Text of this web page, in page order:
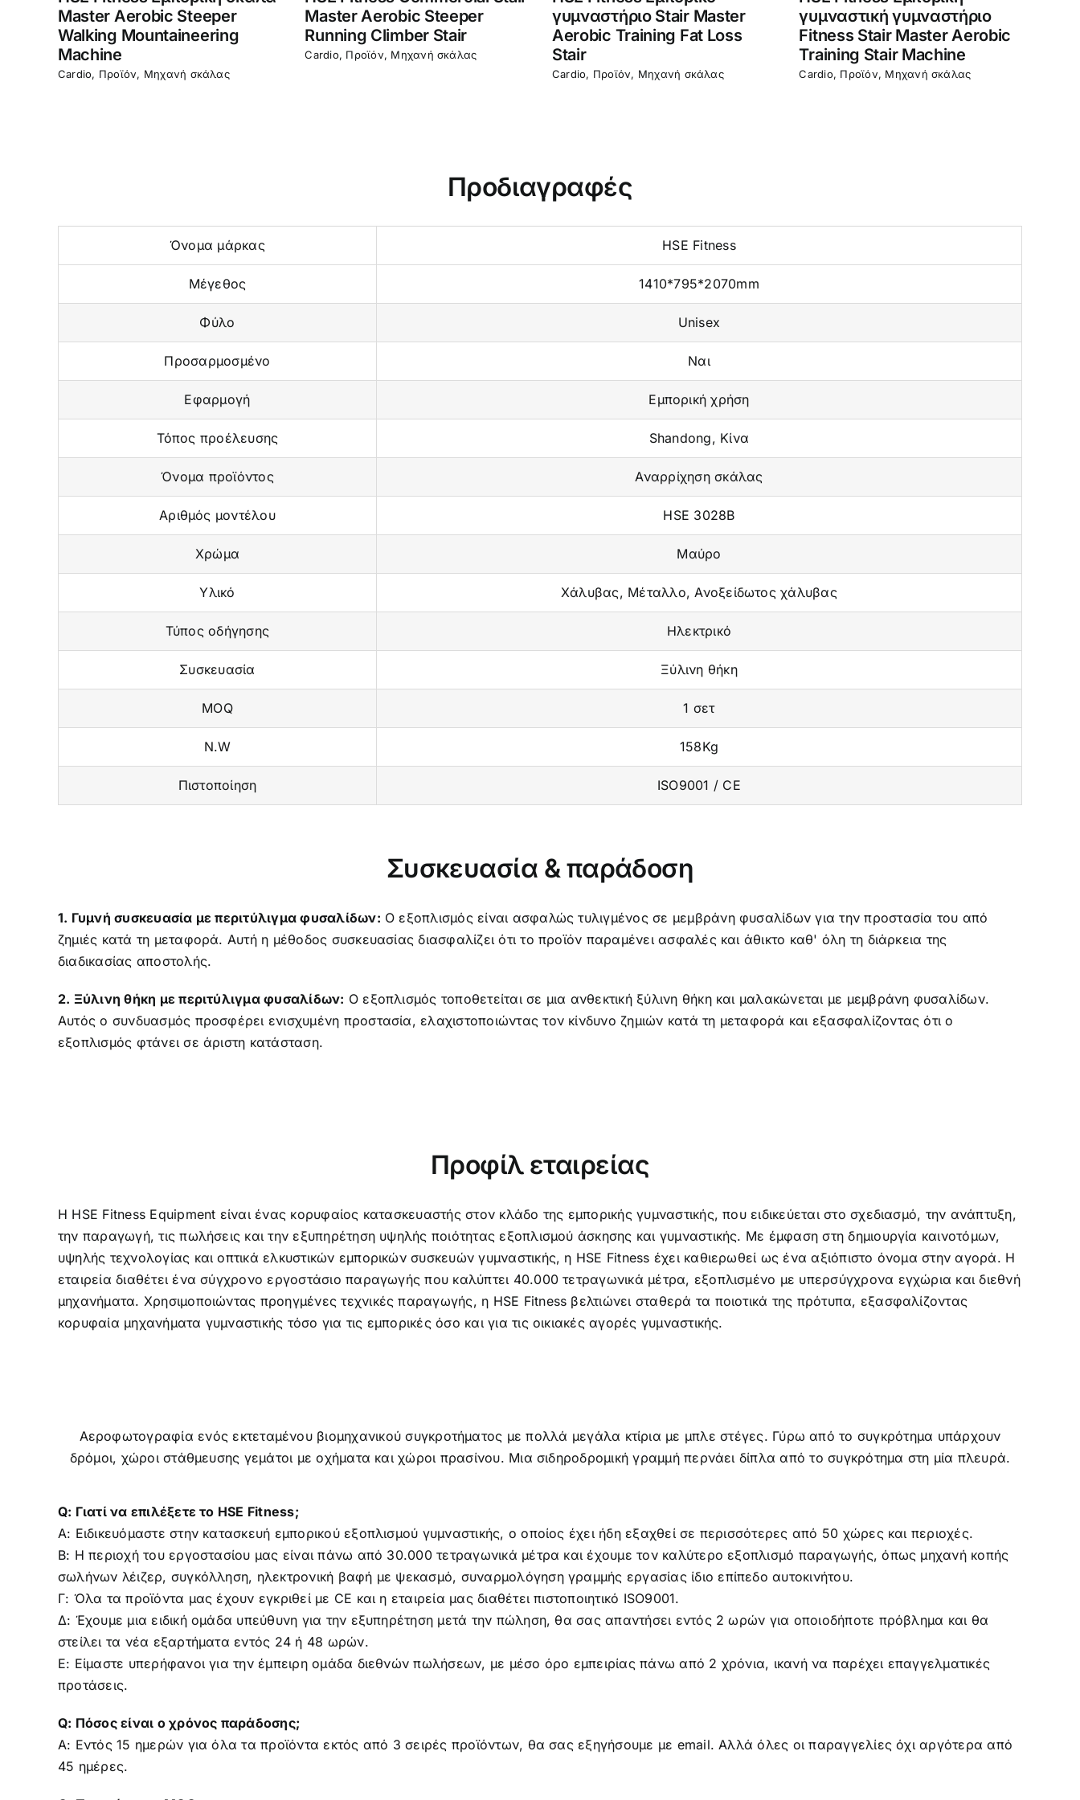
Master Aerobic Steeper
Walking Mountaineering
Machine
Cardio, Προϊόν, Μηχανή σκάλας
Master Aerobic Steeper
Running Climber Stair
Cardio, Προϊόν, Μηχανή σκάλας
γυμναστήριο Stair Master
Aerobic Training Fat Loss
Stair
Cardio, Προϊόν, Μηχανή σκάλας
γυμναστική γυμναστήριο
Fitness Stair Master Aerobic
Training Stair Machine
Cardio, Προϊόν, Μηχανή σκάλας
Προδιαγραφές
Όνομα μάρκας HSE Fitness
Μέγεθος 1410*795*2070mm
Φύλο Unisex
Προσαρμοσμένο Ναι
Εφαρμογή Εμπορική χρήση
Τόπος προέλευσης Shandong, Κίνα
Όνομα προϊόντος Αναρρίχηση σκάλας
Αριθμός μοντέλου HSE 3028B
Χρώμα Μαύρο
Υλικό Χάλυβας, Μέταλλο, Ανοξείδωτος χάλυβας
Τύπος οδήγησης Ηλεκτρικό
Συσκευασία Ξύλινη θήκη
MOQ 1 σετ
N.W 158Kg
Πιστοποίηση ISO9001 / CE
Συσκευασία & παράδοση
1. Γυμνή συσκευασία με περιτύλιγμα φυσαλίδων: Ο εξοπλισμός είναι ασφαλώς τυλιγμένος σε μεμβράνη φυσαλίδων για την προστασία του από
ζημιές κατά τη μεταφορά. Αυτή η μέθοδος συσκευασίας διασφαλίζει ότι το προϊόν παραμένει ασφαλές και άθικτο καθ' όλη τη διάρκεια της
διαδικασίας αποστολής.
2. Ξύλινη θήκη με περιτύλιγμα φυσαλίδων: Ο εξοπλισμός τοποθετείται σε μια ανθεκτική ξύλινη θήκη και μαλακώνεται με μεμβράνη φυσαλίδων.
Αυτός ο συνδυασμός προσφέρει ενισχυμένη προστασία, ελαχιστοποιώντας τον κίνδυνο ζημιών κατά τη μεταφορά και εξασφαλίζοντας ότι ο
εξοπλισμός φτάνει σε άριστη κατάσταση.
Προφίλ εταιρείας
Η HSE Fitness Equipment είναι ένας κορυφαίος κατασκευαστής στον κλάδο της εμπορικής γυμναστικής, που ειδικεύεται στο σχεδιασμό, την ανάπτυξη,
την παραγωγή, τις πωλήσεις και την εξυπηρέτηση υψηλής ποιότητας εξοπλισμού άσκησης και γυμναστικής. Με έμφαση στη δημιουργία καινοτόμων,
υψηλής τεχνολογίας και οπτικά ελκυστικών εμπορικών συσκευών γυμναστικής, η HSE Fitness έχει καθιερωθεί ως ένα αξιόπιστο όνομα στην αγορά. Η
εταιρεία διαθέτει ένα σύγχρονο εργοστάσιο παραγωγής που καλύπτει 40.000 τετραγωνικά μέτρα, εξοπλισμένο με υπερσύγχρονα εγχώρια και διεθνή
μηχανήματα. Χρησιμοποιώντας προηγμένες τεχνικές παραγωγής, η HSE Fitness βελτιώνει σταθερά τα ποιοτικά της πρότυπα, εξασφαλίζοντας
κορυφαία μηχανήματα γυμναστικής τόσο για τις εμπορικές όσο και για τις οικιακές αγορές γυμναστικής.
Q: Γιατί να επιλέξετε το HSE Fitness;
Α: Ειδικευόμαστε στην κατασκευή εμπορικού εξοπλισμού γυμναστικής, ο οποίος έχει ήδη εξαχθεί σε περισσότερες από 50 χώρες και περιοχές.
Β: Η περιοχή του εργοστασίου μας είναι πάνω από 30.000 τετραγωνικά μέτρα και έχουμε τον καλύτερο εξοπλισμό παραγωγής, όπως μηχανή κοπής
σωλήνων λέιζερ, συγκόλληση, ηλεκτρονική βαφή με ψεκασμό, συναρμολόγηση γραμμής εργασίας ίδιο επίπεδο αυτοκινήτου.
Γ: Όλα τα προϊόντα μας έχουν εγκριθεί με CE και η εταιρεία μας διαθέτει πιστοποιητικό ISO9001.
Δ: Έχουμε μια ειδική ομάδα υπεύθυνη για την εξυπηρέτηση μετά την πώληση, θα σας απαντήσει εντός 2 ωρών για οποιοδήποτε πρόβλημα και θα
στείλει τα νέα εξαρτήματα εντός 24 ή 48 ωρών.
Ε: Είμαστε υπερήφανοι για την έμπειρη ομάδα διεθνών πωλήσεων, με μέσο όρο εμπειρίας πάνω από 2 χρόνια, ικανή να παρέχει επαγγελματικές
προτάσεις.
Q: Πόσος είναι ο χρόνος παράδοσης;
Α: Εντός 15 ημερών για όλα τα προϊόντα εκτός από 3 σειρές προϊόντων, θα σας εξηγήσουμε με email. Αλλά όλες οι παραγγελίες όχι αργότερα από
45 ημέρες.